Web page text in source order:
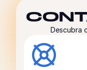
Descubra